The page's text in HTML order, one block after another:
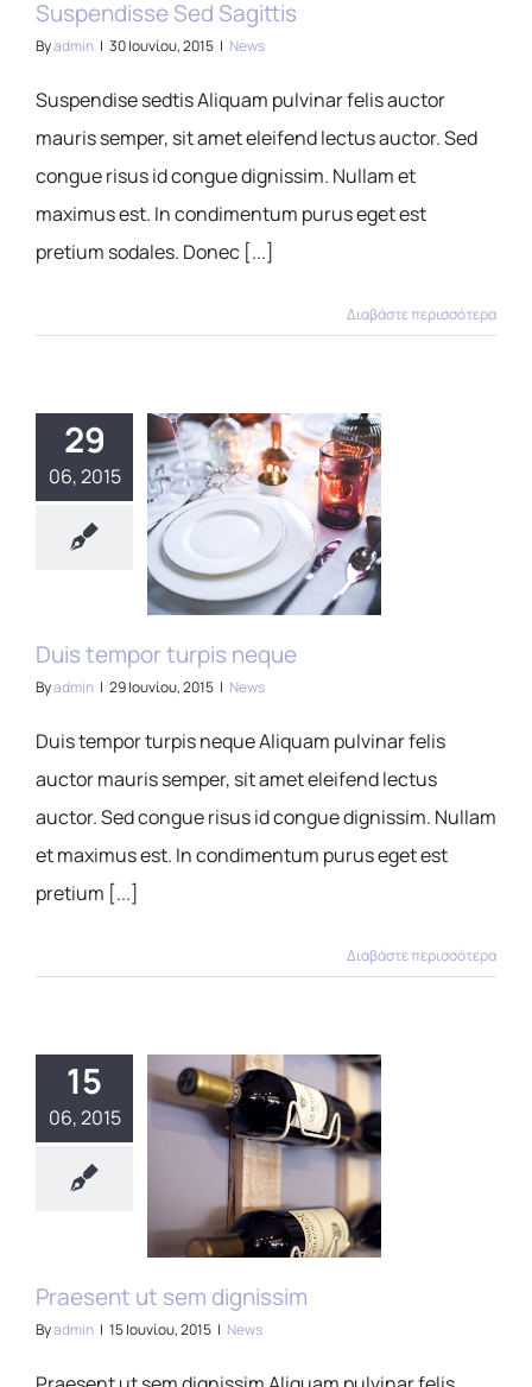
Suspendisse Sed Sagittis
Byadmin | 30 Ιουνίου, 2015 | News
Suspendise sedtis Aliquam pulvinar felis auctor
mauris semper, sit amet eleifend lectus auctor. Sed
congue risus id congue dignissim. Nullam et
maximus est. In condimentum purus eget est
pretium sodales. Donec [...]
Διαβάστε περισσότερα
29
06, 2015
Duis tempor turpis neque
Byadmin | 29 Ιουνίου, 2015 | News
Duis tempor turpis neque Aliquam pulvinar felis
auctor mauris semper, sit amet eleifend lectus
auctor. Sed congue risus id congue dignissim. Nullam
et maximus est. In condimentum purus eget est
pretium [...]
Διαβάστε περισσότερα
15
06, 2015
Praesent ut sem dignissim
Byadmin | 15 Ιουνίου, 2015 | News